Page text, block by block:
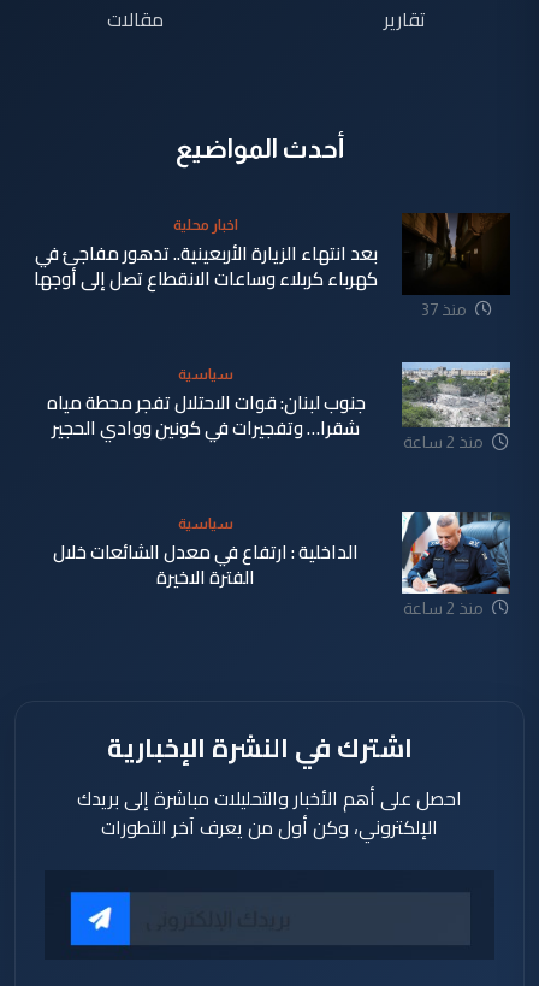
تقارير
مقالات
أحدث المواضيع
منذ 37
اخبار محلية
بعد انتهاء الزيارة الأربعينية.. تدهور مفاجئ في
كهرباء كربلاء وساعات الانقطاع تصل إلى أوجها
منذ 2 ساعة
سياسية
جنوب لبنان: قوات الاحتلال تفجر محطة مياه
شقرا… وتفجيرات في كونين ووادي الحجير
منذ 2 ساعة
سياسية
الداخلية : ارتفاع في معدل الشائعات خلال
الفترة الاخيرة
اشترك في النشرة الإخبارية
احصل على أهم الأخبار والتحليلات مباشرة إلى بريدك
الإلكتروني، وكن أول من يعرف آخر التطورات